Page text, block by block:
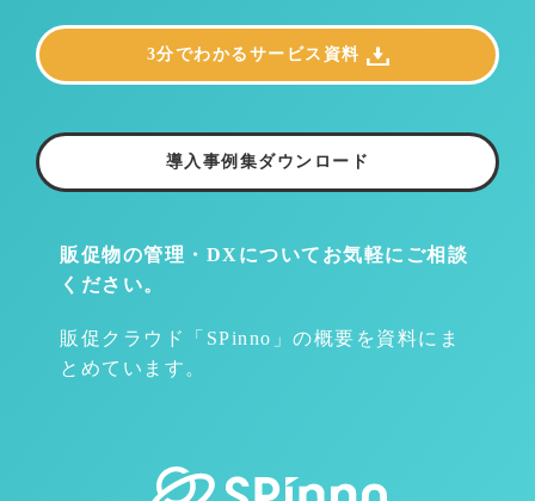
販促物の管理・DXについて お気軽にご相談
ください。
販促クラウド「SPinno」の概要を資料にま
とめています。
3分でわかるサービス資料
導入事例集ダウンロード